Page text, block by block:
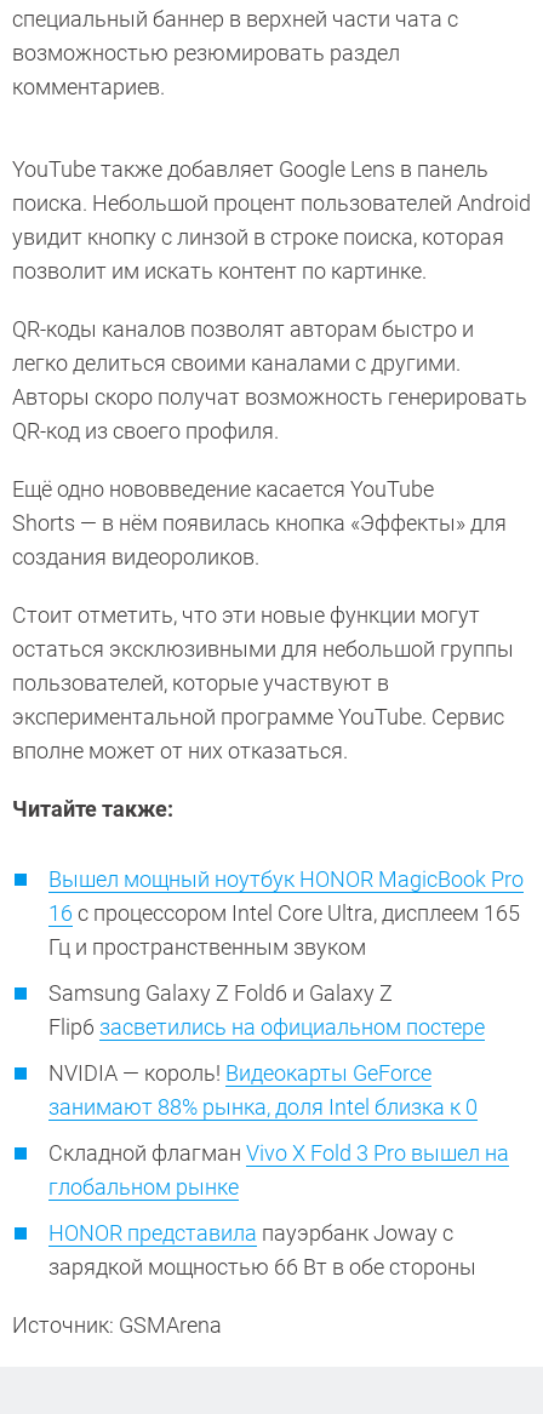
специальный баннер в верхней части чата с
возможностью резюмировать раздел
комментариев.
YouTube также добавляет Google Lens в панель
поиска. Небольшой процент пользователей Android
увидит кнопку с линзой в строке поиска, которая
позволит им искать контент по картинке.
QR-коды каналов позволят авторам быстро и
легко делиться своими каналами с другими.
Авторы скоро получат возможность генерировать
QR-код из своего профиля.
Ещё одно нововведение касается YouTube
Shorts — в нём появилась кнопка «Эффекты» для
создания видеороликов.
Стоит отметить, что эти новые функции могут
остаться эксклюзивными для небольшой группы
пользователей, которые участвуют в
экспериментальной программе YouTube. Сервис
вполне может от них отказаться.
Читайте также:
Вышел мощный ноутбук HONOR MagicBook Pro
16 с процессором Intel Core Ultra, дисплеем 165
Гц и пространственным звуком
Samsung Galaxy Z Fold6 и Galaxy Z
Flip6 засветились на официальном постере
NVIDIA — король! Видеокарты GeForce
занимают 88% рынка, доля Intel близка к 0
Складной флагман Vivo X Fold 3 Pro вышел на
глобальном рынке
HONOR представила пауэрбанк Joway с
зарядкой мощностью 66 Вт в обе стороны
Источник: GSMArena